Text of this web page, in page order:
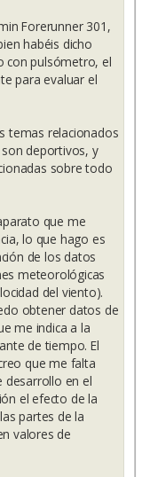
Forerunner 301,
habéis dicho
con pulsómetro, el
para evaluar el
temas relacionados
deportivos, y
sobre todo
que me
lo que hago es
de los datos
meteorológicas
del viento).
obtener datos de
me indica a la
de tiempo. El
que me falta
desarrollo en el
el efecto de la
partes de la
valores de